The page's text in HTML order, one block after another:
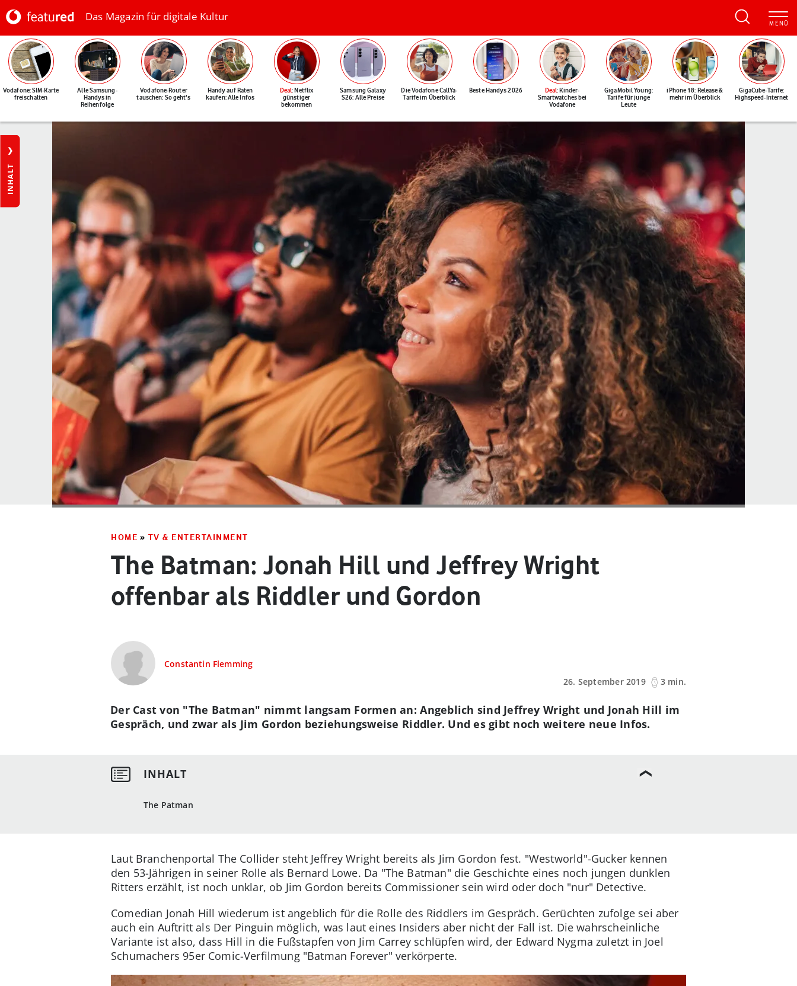
Das Magazin für digitale Kultur
Vodafone: SIM-Karte
freischalten
Alle Samsung-
Handys in
Reihenfolge
Vodafone-Router
tauschen: So geht's
Handy auf Raten
kaufen: Alle Infos
Deal: Netflix
günstiger
bekommen
Samsung Galaxy
S26: Alle Preise
Die Vodafone CallYa-
Tarife im Überblick
Beste Handys 2026 Deal: Kinder-
Smartwatches bei
Vodafone
GigaMobil Young:
Tarife für junge
Leute
iPhone 18: Release &
mehr im Überblick
GigaCube-Tarife:
Highspeed-Internet
INHALT
HOME » TV & ENTERTAINMENT
The Batman: Jonah Hill und Jeffrey Wright
offenbar als Riddler und Gordon
Constantin Flemming
26. September 2019
3 min.
The Patman
Der Cast von "The Batman" nimmt langsam Formen an: Angeblich sind Jeffrey Wright und Jonah Hill im
Gespräch, und zwar als Jim Gordon beziehungsweise Riddler. Und es gibt noch weitere neue Infos.
Laut Branchenportal The Collider steht Jeffrey Wright bereits als Jim Gordon fest. "Westworld"-Gucker kennen
den 53-Jährigen in seiner Rolle als Bernard Lowe. Da "The Batman" die Geschichte eines noch jungen dunklen
Ritters erzählt, ist noch unklar, ob Jim Gordon bereits Commissioner sein wird oder doch "nur" Detective.
Comedian Jonah Hill wiederum ist angeblich für die Rolle des Riddlers im Gespräch. Gerüchten zufolge sei aber
auch ein Auftritt als Der Pinguin möglich, was laut eines Insiders aber nicht der Fall ist. Die wahrscheinliche
Variante ist also, dass Hill in die Fußstapfen von Jim Carrey schlüpfen wird, der Edward Nygma zuletzt in Joel
Schumachers 95er Comic-Verfilmung "Batman Forever" verkörperte.